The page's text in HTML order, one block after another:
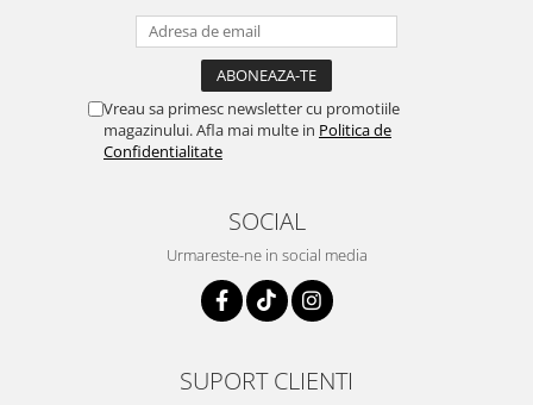
Vreau sa primesc newsletter cu promotiile
magazinului. Afla mai multe in Politica de
Confidentialitate
SOCIAL
Urmareste-ne in social media
SUPORT CLIENTI